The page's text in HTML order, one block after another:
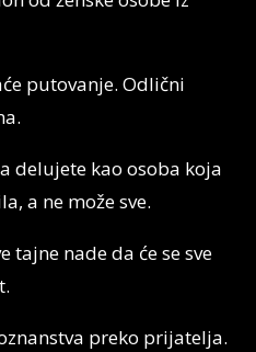
putovanje. Odlični
delujete kao osoba koja
a ne može sve.
tajne nade da će se sve
preko prijatelja.